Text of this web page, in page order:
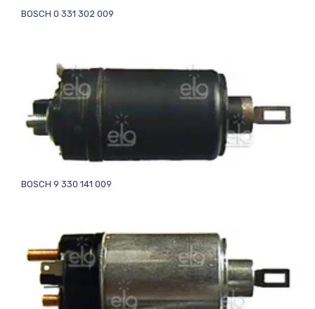
BOSCH 0 331 302 009
BOSCH 9 330 141 009